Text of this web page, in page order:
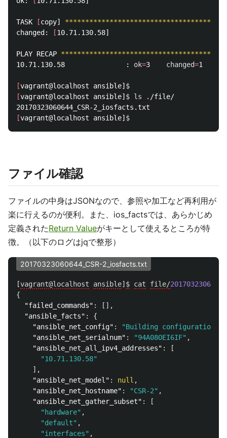
TASK [copy]
changed:
[10.71.130.58]
PLAY RECAP
10.71.130.58               : ok=3 changed=1
[vagrant@localhost ansible] $
[vagrant@localhost ansible] $ ls ./file/
[vagrant@localhost ansible] $
ファイル確認
ファイルの中身はJSONなので、参照や加工など再利用が
楽に行えるのが便利。また、ios_factsでは、あらかじめ
定義されたReturn Valueがキーとして使えるところが特
徴。（以下のログはjqで整形）
20170323060644_CSR-2_iosfacts.txt
[vagrant@localhost ansible] $ cat file/20170323060644
{
"failed_commands" :
[],
"ansible_facts" :
{
"ansible_net_config" :
"Building configuration...
"ansible_net_serialnum" : "94A08OEI6IF" ,
"ansible_net_all_ipv4_addresses" :
[
"10.71.130.58"
],
"ansible_net_model" : null ,
"ansible_net_hostname" : "CSR-2" ,
"ansible_net_gather_subset" :
[
"hardware" ,
"default" ,
"interfaces" ,